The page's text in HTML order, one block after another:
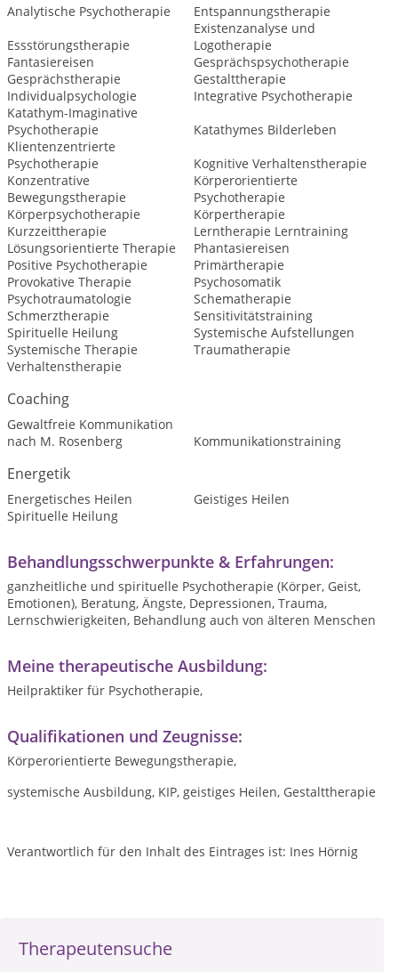
Therapeutensuche
Analytische Psychotherapie
Entspannungstherapie
Essstörungstherapie
Existenzanalyse und
Logotherapie
Fantasiereisen
Gesprächspsychotherapie
Gesprächstherapie
Gestalttherapie
Individualpsychologie
Integrative Psychotherapie
Katathym-Imaginative
Psychotherapie
Katathymes Bilderleben
Klientenzentrierte
Psychotherapie
Kognitive Verhaltenstherapie
Konzentrative
Bewegungstherapie
Körperorientierte
Psychotherapie
Körperpsychotherapie
Körpertherapie
Kurzzeittherapie
Lerntherapie Lerntraining
Lösungsorientierte Therapie
Phantasiereisen
Positive Psychotherapie
Primärtherapie
Provokative Therapie
Psychosomatik
Psychotraumatologie
Schematherapie
Schmerztherapie
Sensitivitätstraining
Spirituelle Heilung
Systemische Aufstellungen
Systemische Therapie
Traumatherapie
Verhaltenstherapie
Coaching
Gewaltfreie Kommunikation
nach M. Rosenberg
Kommunikationstraining
Energetik
Energetisches Heilen
Geistiges Heilen
Spirituelle Heilung
Behandlungsschwerpunkte & Erfahrungen:
ganzheitliche und spirituelle Psychotherapie (Körper, Geist,
Emotionen), Beratung, Ängste, Depressionen, Trauma,
Lernschwierigkeiten, Behandlung auch von älteren Menschen
Meine therapeutische Ausbildung:
Heilpraktiker für Psychotherapie,
Qualifikationen und Zeugnisse:
Körperorientierte Bewegungstherapie,
systemische Ausbildung, KIP, geistiges Heilen, Gestalttherapie
Verantwortlich für den Inhalt des Eintrages ist: Ines Hörnig